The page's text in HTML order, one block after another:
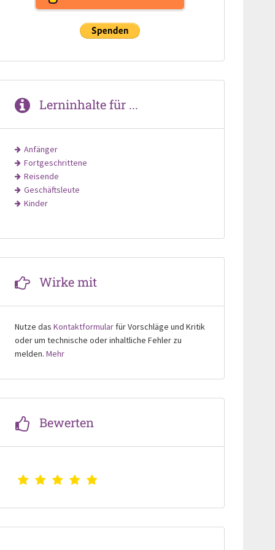
Lerninhalte für ...
Anfänger
Fortgeschrittene
Reisende
Geschäftsleute
Kinder
Wirke mit
Nutze das Kontaktformularfür Vorschläge und Kritik
oder um technische oder inhaltliche Fehler zu
melden. Mehr
Bewerten